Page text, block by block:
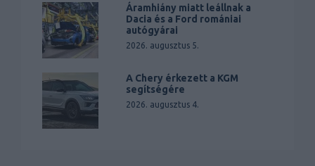
Áramhiány miatt leállnak a
Dacia és a Ford romániai
autógyárai
2026. augusztus 5.
A Chery érkezett a KGM
segítségére
2026. augusztus 4.